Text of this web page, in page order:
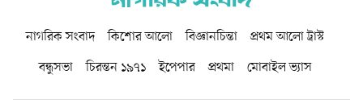
নাগরিক সংবাদ কিশোর আলো বিজ্ঞানচিন্তা
প্রথম আলো ট্রাস্ট
বন্ধুসভা
চিরন্তন ১৯৭১ ইপেপার প্রথমা মোবাইল ভ্যাস